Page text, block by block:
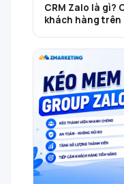
CRM Zalo là gì?
khách hàng trên